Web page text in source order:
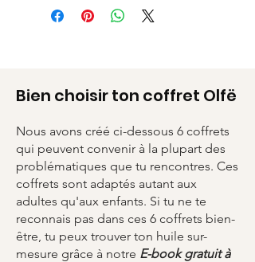
Contenance 3 ml
Bien choisir ton coffret Olfë
Nous avons créé ci-dessous 6 coffrets
qui peuvent convenir à la plupart des
problématiques que tu rencontres. Ces
coffrets sont adaptés autant aux
adultes qu'aux enfants. Si tu ne te
reconnais pas dans ces 6 coffrets bien-
être, tu peux trouver ton huile sur-
mesure grâce à notre E-book gratuit à